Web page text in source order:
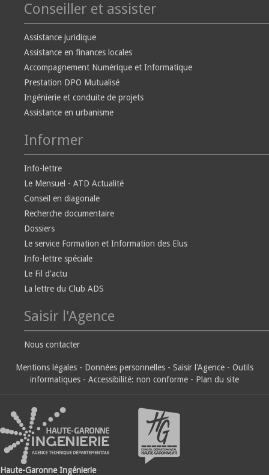
Conseiller et assister
Assistance juridique
Assistance en finances locales
Accompagnement Numérique et Informatique
Prestation DPO Mutualisé
Ingénierie et conduite de projets
Assistance en urbanisme
Informer
Info-lettre
Le Mensuel - ATD Actualité
Conseil en diagonale
Recherche documentaire
Dossiers
Le service Formation et Information des Elus
Info-lettre spéciale
Le Fil d'actu
La lettre du Club ADS
Saisir l'Agence
Nous contacter
Mentions légales - Données personnelles - Saisir l'Agence - Outils
informatiques - Accessibilité: non conforme - Plan du site
Haute-Garonne Ingénierie